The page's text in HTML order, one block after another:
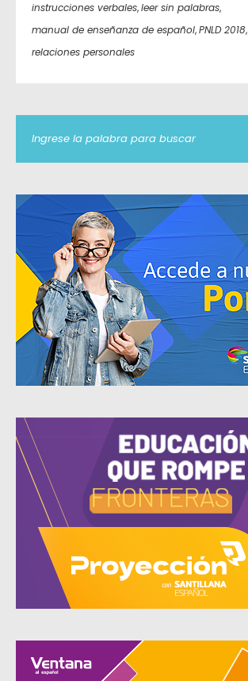
instrucciones verbales,leer sin palabras,
manual de enseñanza de español,PNLD 2018,
relaciones personales